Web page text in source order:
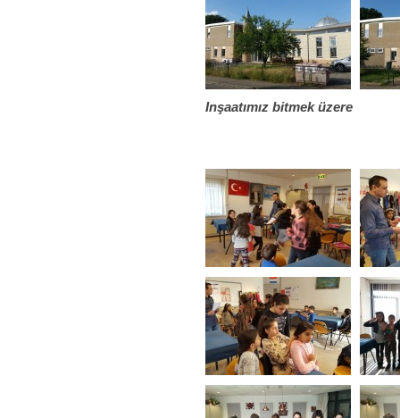
Inşaatımız bitmek üzere